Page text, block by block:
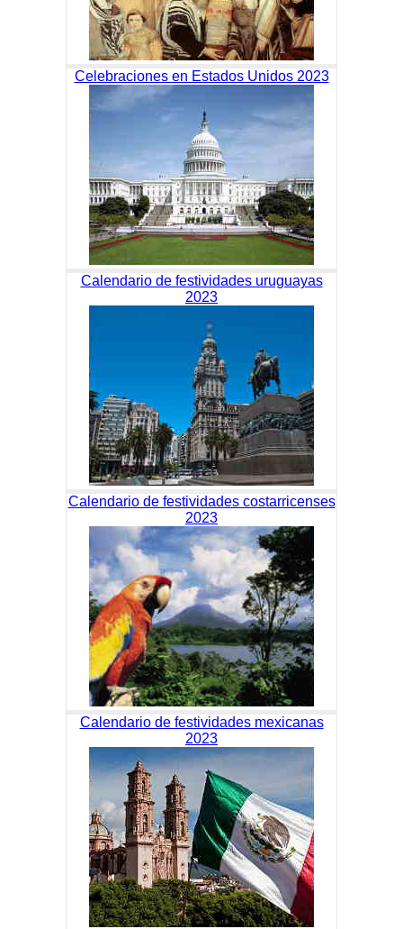
Celebraciones en Estados Unidos 2023
Calendario de festividades uruguayas
2023
Calendario de festividades costarricenses
2023
Calendario de festividades mexicanas
2023